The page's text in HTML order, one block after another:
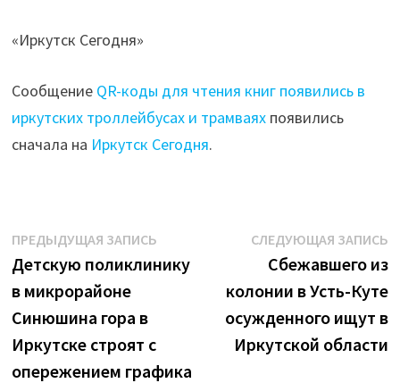
«Иркутск Сегодня»
Сообщение QR-коды для чтения книг появились в
иркутских троллейбусах и трамваяхпоявились
сначала на Иркутск Сегодня.
Навигация
по
записям
ПРЕДЫДУЩАЯ ЗАПИСЬПредыдущая
запись:
Детскую поликлинику
в микрорайоне
Синюшина гора в
Иркутске строят с
опережением графика
СЛЕДУЮЩАЯ ЗАПИСЬ
Сбежавшего из
колонии в Усть-Куте
осужденного ищут в
Иркутской области